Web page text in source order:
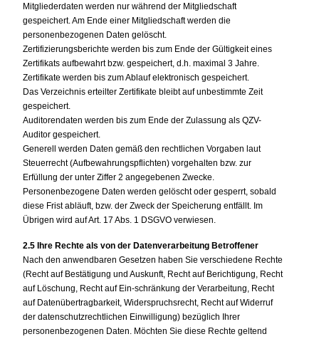
Mitgliederdaten werden nur während der Mitgliedschaft
gespeichert. Am Ende einer Mitgliedschaft werden die
personenbezogenen Daten gelöscht.
Zertifizierungsberichte werden bis zum Ende der Gültigkeit eines
Zertifikats aufbewahrt bzw. gespeichert, d.h. maximal 3 Jahre.
Zertifikate werden bis zum Ablauf elektronisch gespeichert.
Das Verzeichnis erteilter Zertifikate bleibt auf unbestimmte Zeit
gespeichert.
Auditorendaten werden bis zum Ende der Zulassung als QZV-
Auditor gespeichert.
Generell werden Daten gemäß den rechtlichen Vorgaben laut
Steuerrecht (Aufbewahrungspflichten) vorgehalten bzw. zur
Erfüllung der unter Ziffer 2 angegebenen Zwecke.
Personenbezogene Daten werden gelöscht oder gesperrt, sobald
diese Frist abläuft, bzw. der Zweck der Speicherung entfällt. Im
Übrigen wird auf Art. 17 Abs. 1 DSGVO verwiesen.
2.5 Ihre Rechte als von der Datenverarbeitung Betroffener
Nach den anwendbaren Gesetzen haben Sie verschiedene Rechte
(Recht auf Bestätigung und Auskunft, Recht auf Berichtigung, Recht
auf Löschung, Recht auf Ein-schränkung der Verarbeitung, Recht
auf Datenübertragbarkeit, Widerspruchsrecht, Recht auf Widerruf
der datenschutzrechtlichen Einwilligung) bezüglich Ihrer
personenbezogenen Daten. Möchten Sie diese Rechte geltend